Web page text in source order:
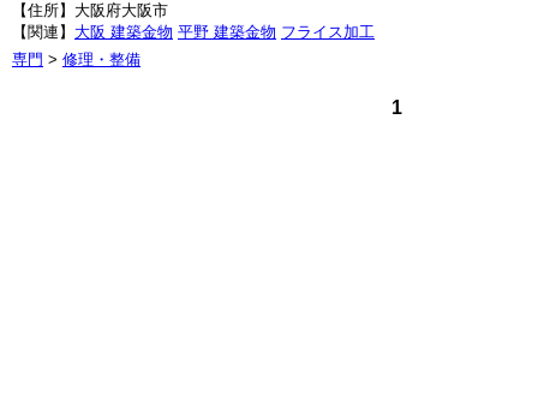
【住所】大阪府大阪市
【関連】 大阪 建築金物 平野 建築金物 フライス加工
専門 > 修理・整備
1